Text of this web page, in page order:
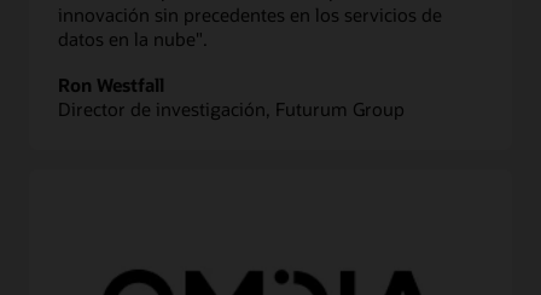
innovación sin precedentes en los servicios de
datos en la nube".
Ron Westfall
Director de investigación, Futurum Group